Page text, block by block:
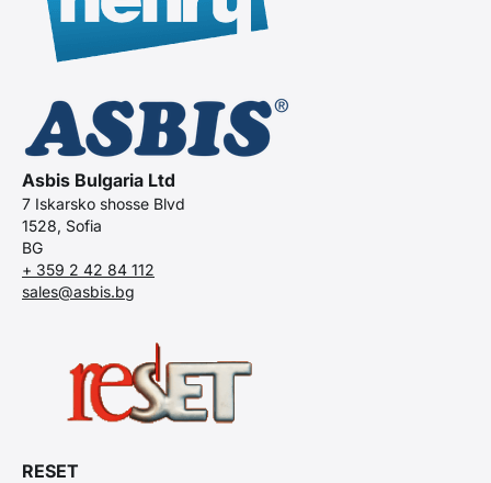
Asbis Bulgaria Ltd
7 Iskarsko shosse Blvd
1528, Sofia
BG
+ 359 2 42 84 112
sales@asbis.bg
RESET